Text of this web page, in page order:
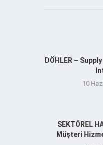
DÖHLER –
10
SEKTÖREL
Müşteri